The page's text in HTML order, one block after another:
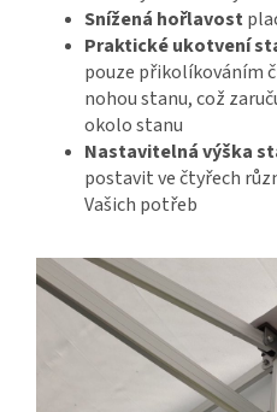
Snížená hořlavost
Praktické ukotvení
pouze přikolíkováním
nohou stanu, což
okolo stanu
Nastavitelná výška
postavit ve čtyřech
Vašich potřeb